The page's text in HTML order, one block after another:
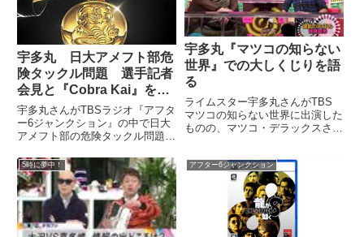
宇多丸 日大アメフト部危
険タックル問題 選手記者
会見と『Cobra Kai』を語
る
宇多丸さんがTBSラジオ『アフタ
ー6ジャンクション』の中で日大
アメフト部の危険タックル問題に
見ながら連想した映画『ベスト・
キッド』と『Cobra Kai』につい
て話していました。日大の加害者
選手が日本記者クラブ...
宇多丸『マツコの知らない
世界』での大しくじりを語
る
ライムスター宇多丸さんがTBS
マツコの知らない世界に出演した
ものの、マツコ・デラックスさん
フル』で話していました。（宇多
丸）僕の所属しているグループ、
ライムスターのMUMMY-...
5時に夢中！ アフター6ジャンクション